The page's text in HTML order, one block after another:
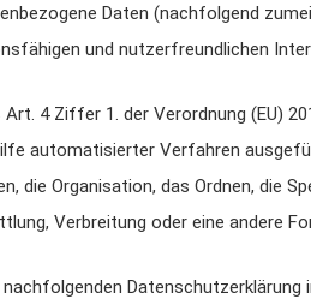
Daten (nachfolgend
und nutzerfreundlichen
Art. 4 Ziffer 1. der Verordnung (EU)
automatisierter Verfahren
die Organisation, das Ordnen, die
Verbreitung oder eine andere
Datenschutzerklärung